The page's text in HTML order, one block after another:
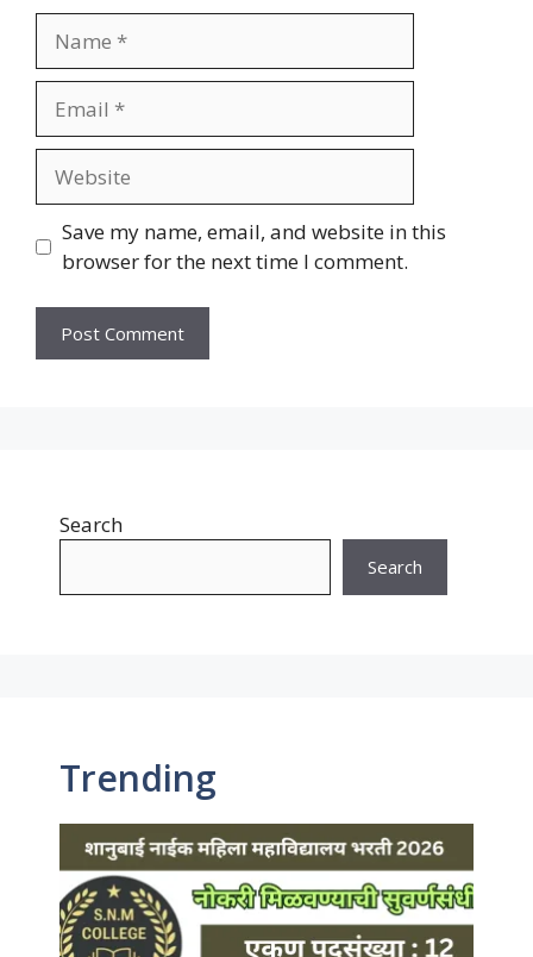
Save my name, email, and website in this
browser for the next time I comment.
Search
Search
Trending